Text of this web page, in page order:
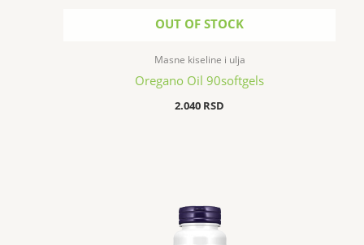
OUT OF STOCK
Masne kiseline i ulja
Oregano Oil 90softgels
2.040 RSD